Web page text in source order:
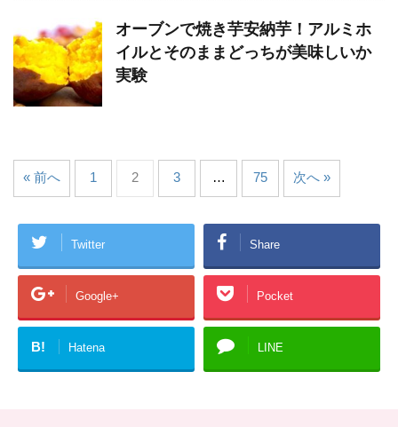
オーブンで焼き芋安納芋！アルミホ
イルとそのままどっちが美味しいか
実験
« 前へ 1 2 3 … 75 次へ »
Twitter Share
Google+ Pocket
B! Hatena LINE